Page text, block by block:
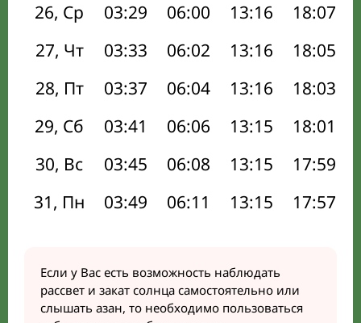
26, Ср
03:29 06:00 13:16 18:07
27, Чт
03:33 06:02 13:16 18:05
28, Пт
03:37 06:04 13:16 18:03
29, Сб
03:41 06:06 13:15 18:01
30, Вс
03:45 06:08 13:15 17:59
31, Пн
03:49 06:11 13:15 17:57
Если у Вас есть возможность наблюдать
рассвет и закат солнца самостоятельно или
слышать азан, то необходимо пользоваться